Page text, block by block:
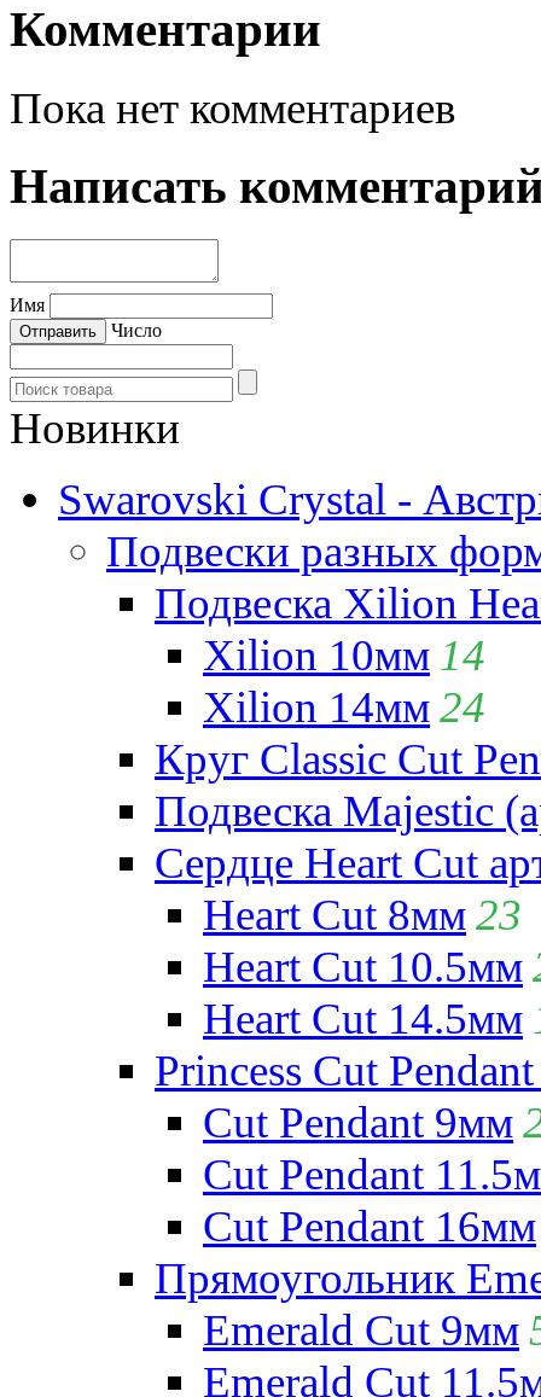
Комментарии
Пока нет комментариев
Написать
Имя
Число
Новинки
Swarovski Crystal -
Подвески разных
Подвеска Xilion
Xilion 10мм 14
Xilion 14мм24
Круг Classic Cut
Подвеска Majestic
Сердце Heart Cut
Heart Cut 8мм23
Heart Cut 10.5мм
Heart Cut 14.5мм
Princess Cut
Cut Pendant 9мм
Cut Pendant
Cut Pendant 16мм
Прямоугольник
Emerald Cut 9мм
Emerald Cut